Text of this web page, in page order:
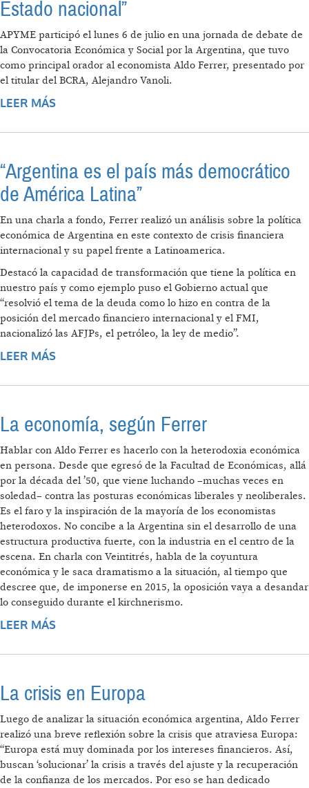
Estado nacional”
APYME participó el lunes 6 de julio en una jornada de debate de
la Convocatoria Económica y Social por la Argentina, que tuvo
como principal orador al economista Aldo Ferrer, presentado por
el titular del BCRA, Alejandro Vanoli.
LEER MÁS
“Argentina es el país más democrático
de América Latina”
En una charla a fondo, Ferrer realizó un análisis sobre la política
económica de Argentina en este contexto de crisis financiera
internacional y su papel frente a Latinoamerica.
Destacó la capacidad de transformación que tiene la política en
nuestro país y como ejemplo puso el Gobierno actual que
“resolvió el tema de la deuda como lo hizo en contra de la
posición del mercado financiero internacional y el FMI,
nacionalizó las AFJPs, el petróleo, la ley de medio”.
LEER MÁS
La economía, según Ferrer
Hablar con Aldo Ferrer es hacerlo con la heterodoxia económica
en persona. Desde que egresó de la Facultad de Económicas, allá
por la década del ’50, que viene luchando –muchas veces en
soledad– contra las posturas económicas liberales y neoliberales.
Es el faro y la inspiración de la mayoría de los economistas
heterodoxos. No concibe a la Argentina sin el desarrollo de una
estructura productiva fuerte, con la industria en el centro de la
escena. En charla con Veintitrés, habla de la coyuntura
económica y le saca dramatismo a la situación, al tiempo que
descree que, de imponerse en 2015, la oposición vaya a desandar
lo conseguido durante el kirchnerismo.
LEER MÁS
La crisis en Europa
Luego de analizar la situación económica argentina, Aldo Ferrer
realizó una breve reflexión sobre la crisis que atraviesa Europa:
“Europa está muy dominada por los intereses financieros. Así,
buscan ‘solucionar’ la crisis a través del ajuste y la recuperación
de la confianza de los mercados. Por eso se han dedicado